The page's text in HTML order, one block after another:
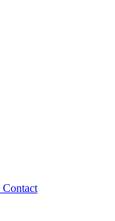
(huidige)
Contact